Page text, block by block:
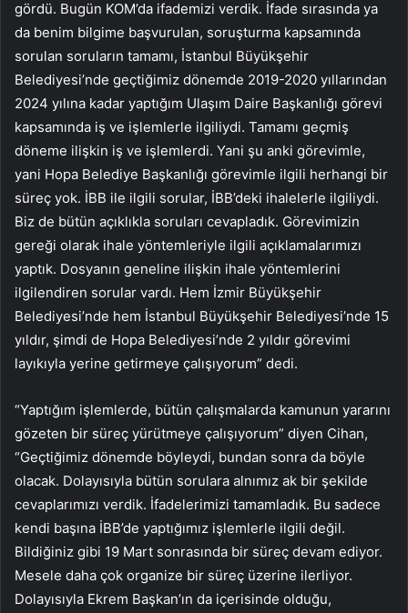
gördü. Bugün KOM’da ifademizi verdik. İfade sırasında ya
da benim bilgime başvurulan, soruşturma kapsamında
sorulan soruların tamamı, İstanbul Büyükşehir
Belediyesi’nde geçtiğimiz dönemde 2019-2020 yıllarından
2024 yılına kadar yaptığım Ulaşım Daire Başkanlığı görevi
kapsamında iş ve işlemlerle ilgiliydi. Tamamı geçmiş
döneme ilişkin iş ve işlemlerdi. Yani şu anki görevimle,
yani Hopa Belediye Başkanlığı görevimle ilgili herhangi bir
süreç yok. İBB ile ilgili sorular, İBB’deki ihalelerle ilgiliydi.
Biz de bütün açıklıkla soruları cevapladık. Görevimizin
gereği olarak ihale yöntemleriyle ilgili açıklamalarımızı
yaptık. Dosyanın geneline ilişkin ihale yöntemlerini
ilgilendiren sorular vardı. Hem İzmir Büyükşehir
Belediyesi’nde hem İstanbul Büyükşehir Belediyesi’nde 15
yıldır, şimdi de Hopa Belediyesi’nde 2 yıldır görevimi
layıkıyla yerine getirmeye çalışıyorum” dedi.
“Yaptığım işlemlerde, bütün çalışmalarda kamunun yararını
gözeten bir süreç yürütmeye çalışıyorum” diyen Cihan,
“Geçtiğimiz dönemde böyleydi, bundan sonra da böyle
olacak. Dolayısıyla bütün sorulara alnımız ak bir şekilde
cevaplarımızı verdik. İfadelerimizi tamamladık. Bu sadece
kendi başına İBB’de yaptığımız işlemlerle ilgili değil.
Bildiğiniz gibi 19 Mart sonrasında bir süreç devam ediyor.
Mesele daha çok organize bir süreç üzerine ilerliyor.
Dolayısıyla Ekrem Başkan’ın da içerisinde olduğu,